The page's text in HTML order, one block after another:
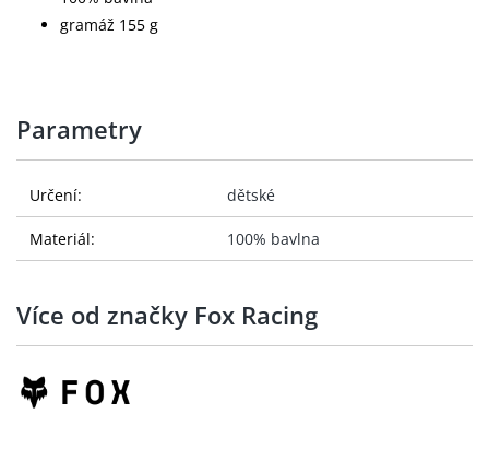
gramáž 155 g
Parametry
Určení: dětské
Materiál: 100% bavlna
Více od značky Fox Racing